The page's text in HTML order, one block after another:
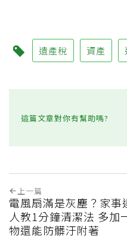
遺產稅 資產
這篇文章對你有幫助嗎?
上一篇
電風扇滿是灰塵？家事
人教1分鐘清潔法 多加
物還能防髒汙附著